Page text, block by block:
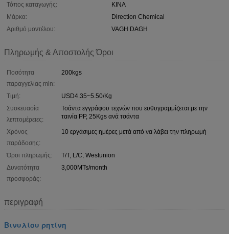
Τόπος καταγωγής:
ΚΙΝΑ
Μάρκα:
Direction Chemical
Αριθμό μοντέλου:
VAGH DAGH
Πληρωμής & Αποστολής Όροι
Ποσότητα
παραγγελίας min:
200kgs
Τιμή:
USD4.35~5.50/Kg
Συσκευασία
λεπτομέρειες:
Τσάντα εγγράφου τεχνών που ευθυγραμμίζεται με την
ταινία PP, 25Kgs ανά τσάντα
Χρόνος
παράδοσης:
10 εργάσιμες ημέρες μετά από να λάβει την πληρωμή
Όροι πληρωμής:
T/T, L/C, Westunion
Δυνατότητα
προσφοράς:
3,000MTs/month
περιγραφή
Βινυλίου ρητίνη